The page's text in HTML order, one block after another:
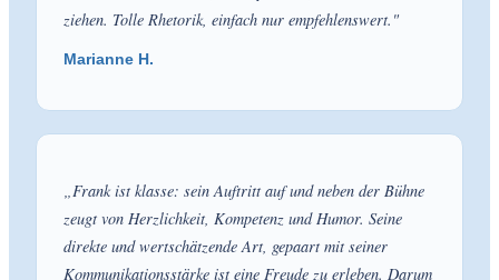
ziehen. Tolle Rhetorik, einfach nur empfehlenswert. "
Marianne H.
„Frank ist klasse: sein Auftritt auf und neben der Bühne
zeugt von Herzlichkeit, Kompetenz und Humor. Seine
direkte und wertschätzende Art, gepaart mit seiner
Kommunikationsstärke ist eine Freude zu erleben. Darum